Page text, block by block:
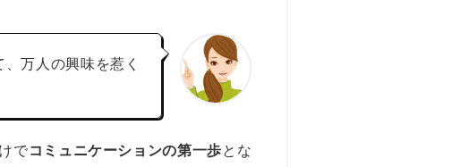
万人の興味を惹く
でコミュニケーションの第一歩とな